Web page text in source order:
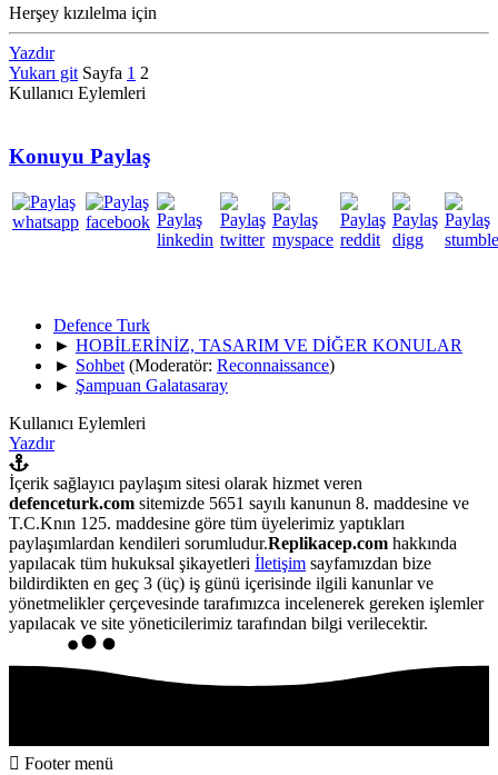
Herşey kızılelma için
Yazdır
Yukarı git Sayfa 1 2
Kullanıcı Eylemleri
Konuyu Paylaş
Defence Turk
► HOBİLERİNİZ, TASARIM VE DİĞER KONULAR
► Sohbet (Moderatör: Reconnaissance)
► Şampuan Galatasaray
Kullanıcı Eylemleri
Yazdır
İçerik sağlayıcı paylaşım sitesi olarak hizmet veren
defenceturk.com sitemizde 5651 sayılı kanunun 8. maddesine ve
T.C.Knın 125. maddesine göre tüm üyelerimiz yaptıkları
paylaşımlardan kendileri sorumludur.Replikacep.com hakkında
yapılacak tüm hukuksal şikayetleri İletişim sayfamızdan bize
bildirdikten en geç 3 (üç) iş günü içerisinde ilgili kanunlar ve
yönetmelikler çerçevesinde tarafımızca incelenerek gereken işlemler
yapılacak ve site yöneticilerimiz tarafından bilgi verilecektir.
Footer menü